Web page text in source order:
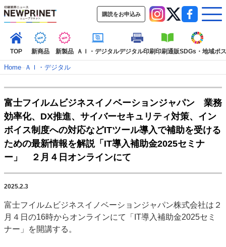
購読をお申込み
TOP 新商品 新製品 ＡＩ・デジタルデジタル印刷印刷通販SDGs・地域ポ
TOP
新着記事 特集記事
動画コンテンツ
インタビュー
コレクション
カテゴリー一覧
新商品 新製品 ＡＩ・デジタル デジタル印刷
SDGs・地域
ポストプレス ビジネス イベント 信用情報
業界
市場・統計
特集記事カテゴリー一覧
2022 見える化・MIS特集
Home– ＡＩ・デジタル
富士フイルムビジネスイノベーションジャパン 業務
効率化、DX推進、サイバーセキュリティ対策、イン
ボイス制度への対応などITツール導入で補助を受ける
ための最新情報を解説「IT導入補助金2025セミナ
ー」 ２月４日オンラインにて
2025.2.3
富士フイルムビジネスイノベーションジャパン株式会社は２
月４日の16時からオンラインにて「IT導入補助金2025セミ
ナー」を開講する。